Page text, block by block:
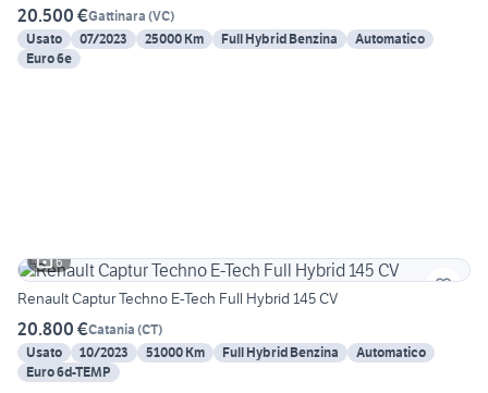
20.500 €Gattinara (VC)
Usato
07/2023 25000 Km Full Hybrid Benzina
Automatico
Euro 6e
6
Renault Captur Techno E-Tech Full Hybrid 145 CV
20.800 €Catania (CT)
Usato
10/2023 51000 Km Full Hybrid Benzina
Automatico
Euro 6d-TEMP